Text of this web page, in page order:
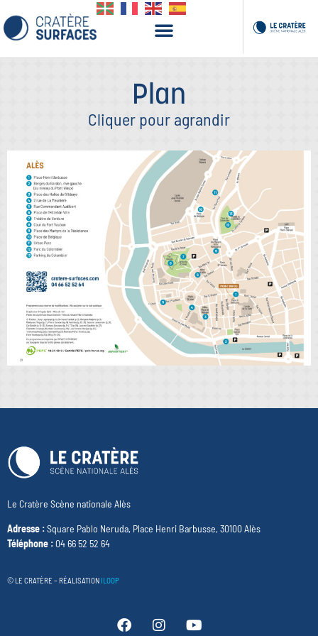
Plan
Cliquer pour agrandir
Le Cratère Scène nationale Alès
Adresse :Square Pablo Neruda, Place Henri Barbusse, 30100 Alès
Téléphone :04 66 52 52 64
© LE CRATÈRE – RÉALISATION ILOOP